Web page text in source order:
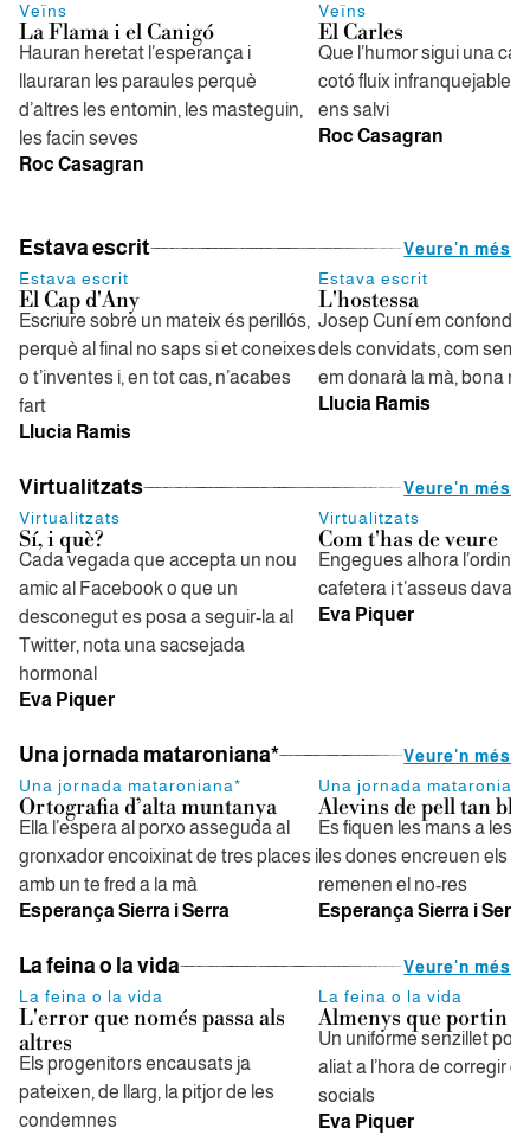
Veïns
La Flama i el Canigó
Hauran heretat l’esperança i
llauraran les paraules perquè
d’altres les entomin, les masteguin,
les facin seves
Roc Casagran
Veïns
El Carles
Que l’humor sigui una
cotó fluix infranquejable,
ens salvi
Roc Casagran
Estava escrit
Veure'n més
Estava escrit
El Cap d'Any
Escriure sobre un mateix és perillós,
perquè al final no saps si et coneixes
o t’inventes i, en tot cas, n’acabes
fart
Llucia Ramis
Estava escrit
L'hostessa
Josep Cuní em
dels convidats, com
em donarà la mà, bona nit
Llucia Ramis
Virtualitzats
Veure'n més
Virtualitzats
Sí, i què?
Cada vegada que accepta un nou
amic al Facebook o que un
desconegut es posa a seguir-la al
Twitter, nota una sacsejada
hormonal
Eva Piquer
Virtualitzats
Com t'has de veure
Engegues alhora
cafetera i t’asseus
Eva Piquer
Una jornada mataroniana*
Veure'n més
Una jornada mataroniana*
Ortografia d’alta muntanya
Ella l’espera al porxo asseguda al
gronxador encoixinat de tres places i
amb un te fred a la mà
Esperança Sierra i Serra
Una jornada
Alevins de pell tan
Es fiquen les mans a les
les dones encreuen els
remenen el no-res
Esperança Sierra i Serra
La feina o la vida
Veure'n més
La feina o la vida
L'error que només passa als
altres
Els progenitors encausats ja
pateixen, de llarg, la pitjor de les
condemnes
La feina o la vida
Almenys que portin
Un uniforme senzillet
aliat a l’hora de corregir
socials
Eva Piquer